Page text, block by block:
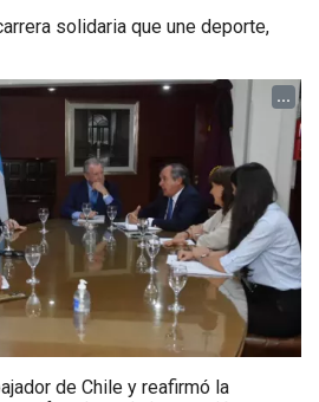
solidaria que une deporte,
...
de Chile y reafirmó la